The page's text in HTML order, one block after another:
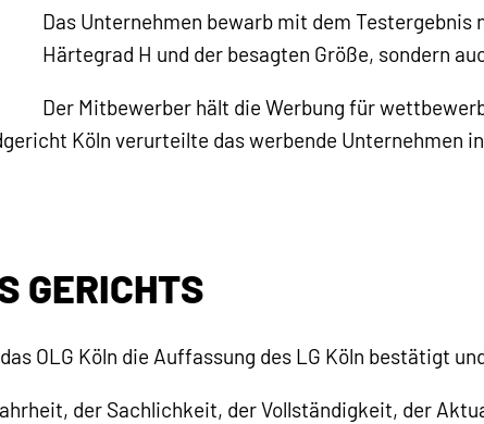
Das Unternehmen bewarb mit dem
Härtegrad H und der besagten Größe, sondern
Der Mitbewerber hält die Werbung für
Köln verurteilte das werbende Unternehmen
GERICHTS
OLG Köln die Auffassung des LG Köln bestätigt
der Sachlichkeit, der Vollständigkeit, der